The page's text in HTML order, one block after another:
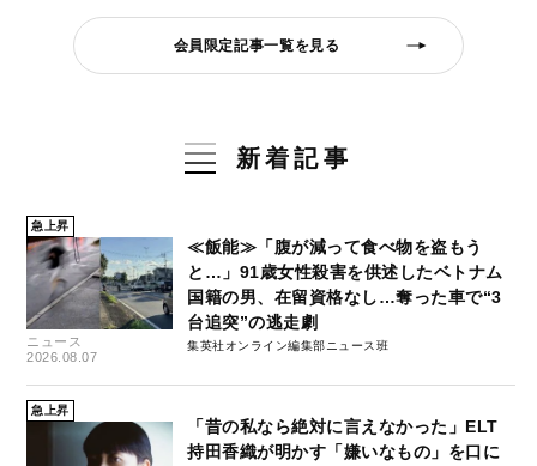
会員限定記事一覧を見る
新着記事
急上昇
ニュース
2026.08.07
≪飯能≫「腹が減って食べ物を盗もう
と…」91歳女性殺害を供述したベトナム
国籍の男、在留資格なし…奪った車で“3
台追突”の逃走劇
集英社オンライン編集部ニュース班
急上昇
「昔の私なら絶対に言えなかった」ELT
持田香織が明かす「嫌いなもの」を口に